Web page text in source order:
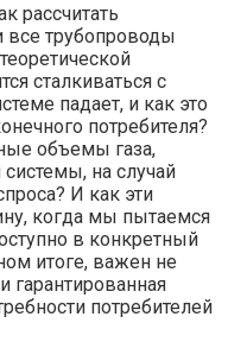
рассчитать
трубопроводы
сталкиваться с
падает, и как это
потребителя?
объемы газа,
на случай
И как эти
когда мы пытаемся
в конкретный
итоге, важен не
гарантированная
потребителей